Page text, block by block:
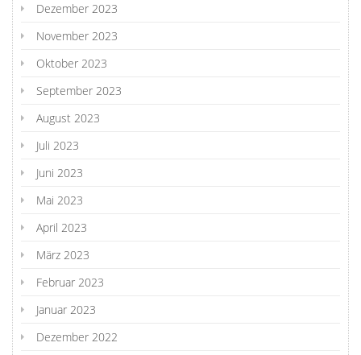
Dezember 2023
November 2023
Oktober 2023
September 2023
August 2023
Juli 2023
Juni 2023
Mai 2023
April 2023
März 2023
Februar 2023
Januar 2023
Dezember 2022